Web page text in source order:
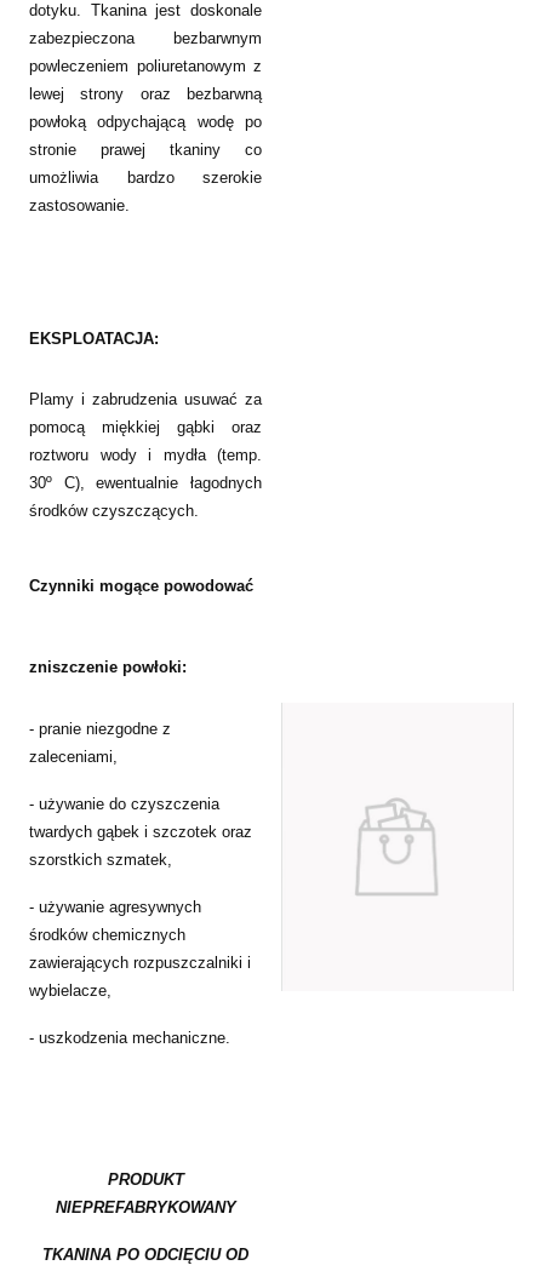
dotyku. Tkanina jest doskonale
zabezpieczona bezbarwnym
powleczeniem poliuretanowym z
lewej strony oraz bezbarwną
powłoką odpychającą wodę po
stronie prawej tkaniny co
umożliwia bardzo szerokie
zastosowanie.
EKSPLOATACJA:
Plamy i zabrudzenia usuwać za
pomocą miękkiej gąbki oraz
roztworu wody i mydła (temp.
30º C), ewentualnie łagodnych
środków czyszczących.
Czynniki mogące powodować
zniszczenie powłoki:
- pranie niezgodne z
zaleceniami,
- używanie do czyszczenia
twardych gąbek i szczotek oraz
szorstkich szmatek,
- używanie agresywnych
środków chemicznych
zawierających rozpuszczalniki i
wybielacze,
- uszkodzenia mechaniczne.
PRODUKT
NIEPREFABRYKOWANY
TKANINA PO ODCIĘCIU OD